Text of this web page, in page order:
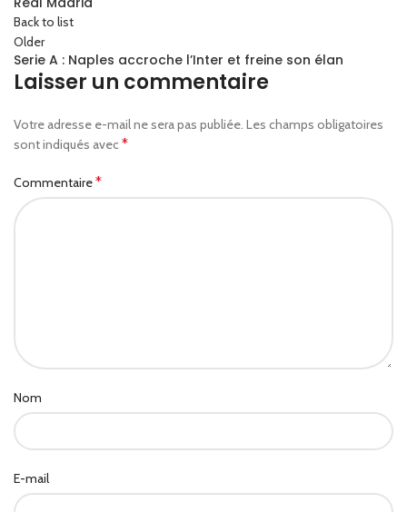
Back to list
Older
Serie A : Naples accroche l’Inter et freine son élan
Laisser un commentaire
Votre adresse e-mail ne sera pas publiée. Les champs obligatoires
sont indiqués avec *
Commentaire*
Nom
E-mail